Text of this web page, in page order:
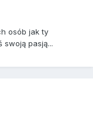
osób jak ty
pasją...